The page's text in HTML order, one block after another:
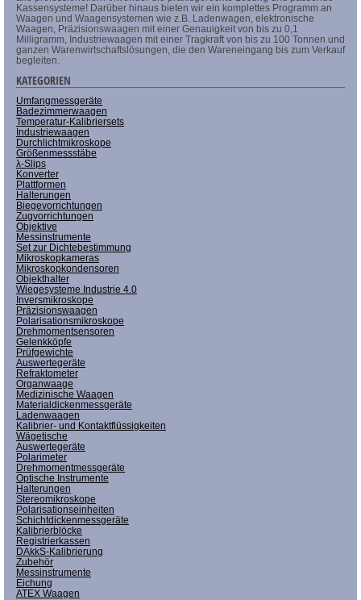
Kassensysteme! Darüber hinaus bieten wir ein komplettes Programm an
Waagen und Waagensystemen wie z.B. Ladenwagen, elektronische
Waagen, Präzisionswaagen mit einer Genauigkeit von bis zu 0,1
Milligramm, Industriewaagen mit einer Tragkraft von bis zu 100 Tonnen und
ganzen Warenwirtschaftslösungen, die den Wareneingang bis zum Verkauf
begleiten.
KATEGORIEN
Umfangmessgeräte
Badezimmerwaagen
Temperatur-Kalibriersets
Industriewaagen
Durchlichtmikroskope
Größenmessstäbe
λ-Slips
Konverter
Plattformen
Halterungen
Biegevorrichtungen
Zugvorrichtungen
Objektive
Messinstrumente
Set zur Dichtebestimmung
Mikroskopkameras
Mikroskopkondensoren
Objekthalter
Wiegesysteme Industrie 4.0
Inversmikroskope
Präzisionswaagen
Polarisationsmikroskope
Drehmomentsensoren
Gelenkköpfe
Prüfgewichte
Auswertegeräte
Refraktometer
Organwaage
Medizinische Waagen
Materialdickenmessgeräte
Ladenwaagen
Kalibrier- und Kontaktflüssigkeiten
Wägetische
Auswertegeräte
Polarimeter
Drehmomentmessgeräte
Optische Instrumente
Halterungen
Stereomikroskope
Polarisationseinheiten
Schichtdickenmessgeräte
Kalibrierblöcke
Registrierkassen
DAkkS-Kalibrierung
Zubehör
Messinstrumente
Eichung
ATEX Waagen